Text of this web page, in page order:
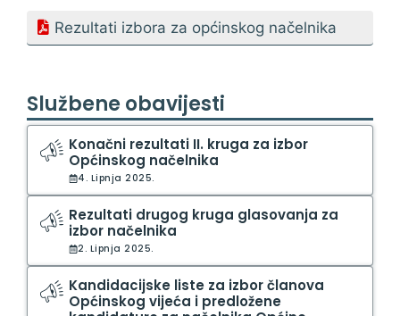
Rezultati izbora za općinskog načelnika
Službene obavijesti
Konačni rezultati II. kruga za izbor
Općinskog načelnika
4. Lipnja 2025.
Rezultati drugog kruga glasovanja za
izbor načelnika
2. Lipnja 2025.
Kandidacijske liste za izbor članova
Općinskog vijeća i predložene